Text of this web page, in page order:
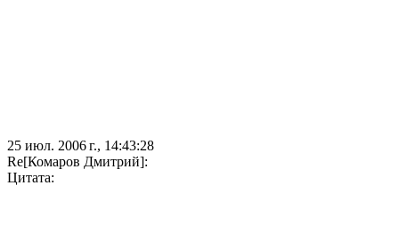
25 июл. 2006 г., 14:43:28
Re[Комаров Дмитрий]:
Цитата: